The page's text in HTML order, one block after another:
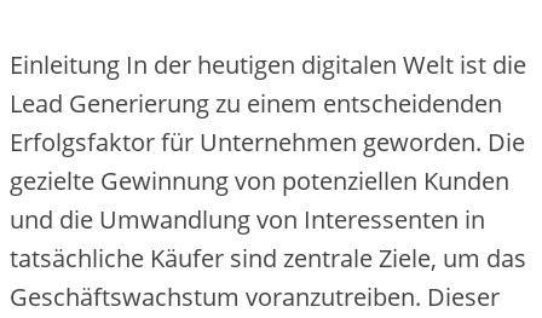
Einleitung In der heutigen digitalen Welt ist die
Lead Generierung zu einem entscheidenden
Erfolgsfaktor für Unternehmen geworden. Die
gezielte Gewinnung von potenziellen Kunden
und die Umwandlung von Interessenten in
tatsächliche Käufer sind zentrale Ziele, um das
Geschäftswachstum voranzutreiben. Dieser